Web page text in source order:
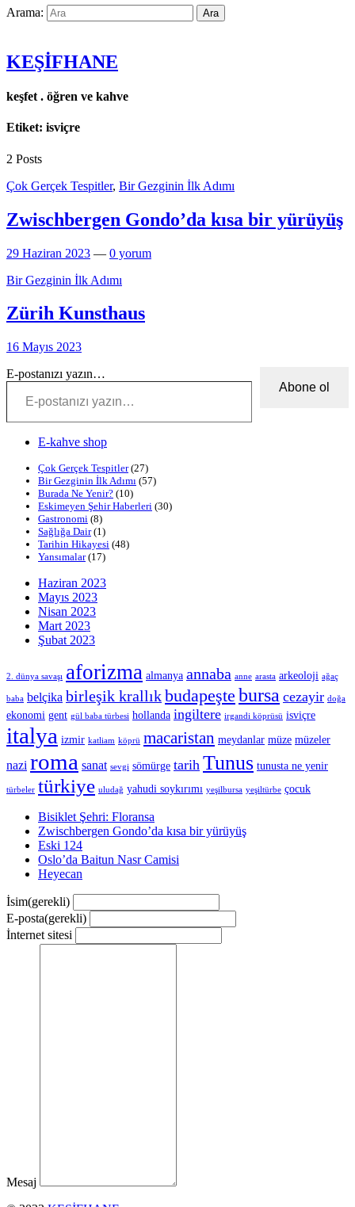
Arama: Ara
KEŞİFHANE
keşfet . öğren ve kahve
Etiket: isviçre
2 Posts
Çok Gerçek Tespitler, Bir Gezginin İlk Adımı
Zwischbergen Gondo’da kısa bir yürüyüş
29 Haziran 2023 — 0 yorum
Bir Gezginin İlk Adımı
Zürih Kunsthaus
16 Mayıs 2023
E-postanızı yazın…
Abone ol
E-kahve shop
Çok Gerçek Tespitler(27)
Bir Gezginin İlk Adımı (57)
Burada Ne Yenir? (10)
Eskimeyen Şehir Haberleri (30)
Gastronomi (8)
Sağlığa Dair(1)
Tarihin Hikayesi (48)
Yansımalar(17)
Haziran 2023
Mayıs 2023
Nisan 2023
Mart 2023
Şubat 2023
2. dünya savaşı aforizma almanya annaba anne arasta arkeoloji ağaç
baba belçika birleşik krallıkbudapeşte bursa cezayir doğa
ekonomi gent gül baba türbesi hollanda ingiltere irgandi köprüsü isviçre
italya izmir katliam köprü macaristan meydanlar müze müzeler
nazi roma sanat sevgi sömürge tarih Tunus tunusta ne yenir
türbeler türkiye uludağ yahudi soykırımı yeşilbursa yeşiltürbe çocuk
Bisiklet Şehri: Floransa
Zwischbergen Gondo’da kısa bir yürüyüş
Eski 124
Oslo’da Baitun Nasr Camisi
Heyecan
İsim(gerekli)
E-posta(gerekli)
İnternet sitesi
Mesaj